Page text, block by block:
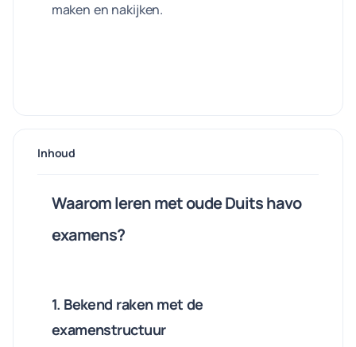
maken en nakijken.
Inhoud
Waarom leren met oude Duits havo
examens?
1. Bekend raken met de
examenstructuur